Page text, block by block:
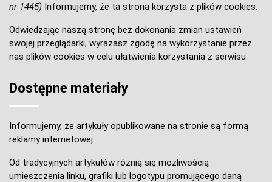
nr 1445) Informujemy, że ta strona korzysta z plików cookies.
Odwiedzając naszą stronę bez dokonania zmian ustawień
swojej przeglądarki, wyrażasz zgodę na wykorzystanie przez
nas plików cookies w celu ułatwienia korzystania z serwisu.
Dostępne materiały
Informujemy, że artykuły opublikowane na stronie są formą
reklamy internetowej.
Od tradycyjnych artykułów różnią się możliwością
umieszczenia linku, grafiki lub logotypu promującego daną